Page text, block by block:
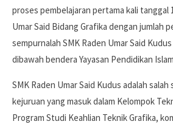
proses pembelajaran pertama kali tanggal
Umar Said Bidang Grafika dengan jumlah
sempurnalah SMK Raden Umar Said
dibawah bendera Yayasan Pendidikan
SMK Raden Umar Said Kudus adalah
kejuruan yang masuk dalam Kelompok
Program Studi Keahlian Teknik Grafika,